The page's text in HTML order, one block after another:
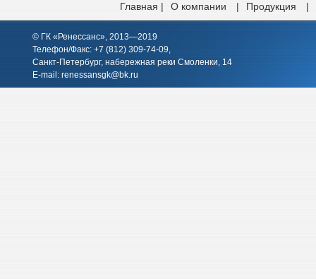
Главная | О компании | Продукция |
© ГК «Ренессанс», 2013—2019
Телефон/Факс: +7 (812) 309-74-09,
Санкт-Петербург, набережная реки Смоленки, 14
E-mail: renessansgk@bk.ru